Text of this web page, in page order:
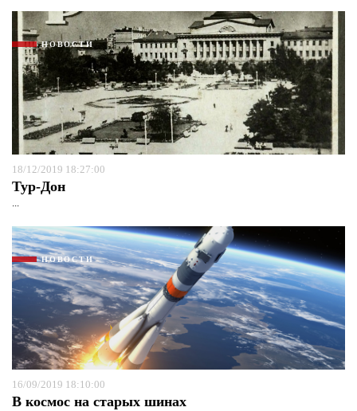
НОВОСТИ
18/12/2019 18:27:00
Тур-Дон
...
НОВОСТИ
16/09/2019 18:10:00
В космос на старых шинах